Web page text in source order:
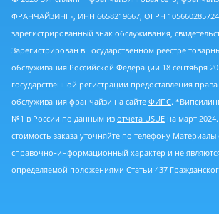
ФРАНЧАЙЗИНГ», ИНН 6658219667, ОГРН
зарегистрированный знак обслуживания,
Зарегистрирован в Государственном реестре
обслуживания Российской Федерации 18 сентября
государственной регистрации предоставления
обслуживания франчайзи на сайте ФИПС.
№1 в России по данным из отчета USUE на март
стоимость заказа уточняйте по телефону Материалы
справочно-информационный характер и не
определяемой положениями Статьи 437